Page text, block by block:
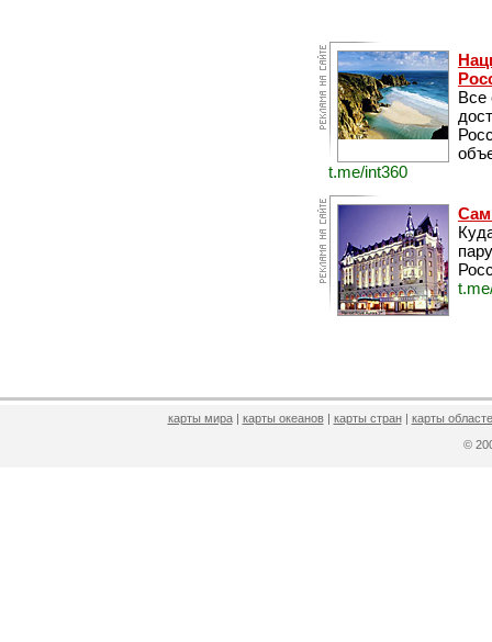
Все
t.me/int360
карты мира| карты океанов| карты стран| карты
©